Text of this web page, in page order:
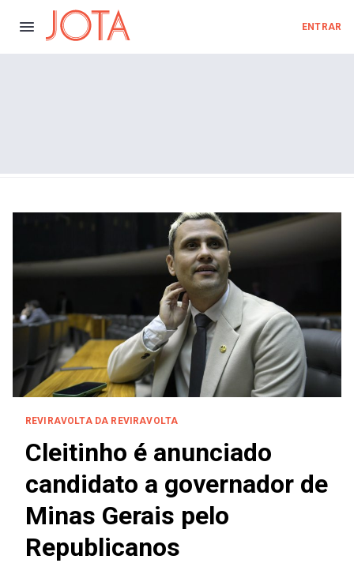
ENTRAR
REVIRAVOLTA DA REVIRAVOLTA
Cleitinho é anunciado
candidato a governador de
Minas Gerais pelo
Republicanos